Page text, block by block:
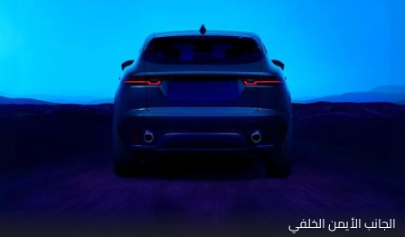
الجانب الأيمن الخلفي